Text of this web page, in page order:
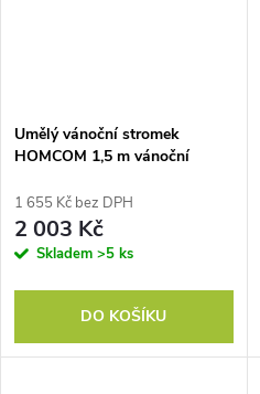
Umělý vánoční stromek
HOMCOM 1,5 m vánoční
Ø105 x 150 cm
1 655 Kč bez DPH
2 003 Kč
Skladem >5 ks
DO KOŠÍKU